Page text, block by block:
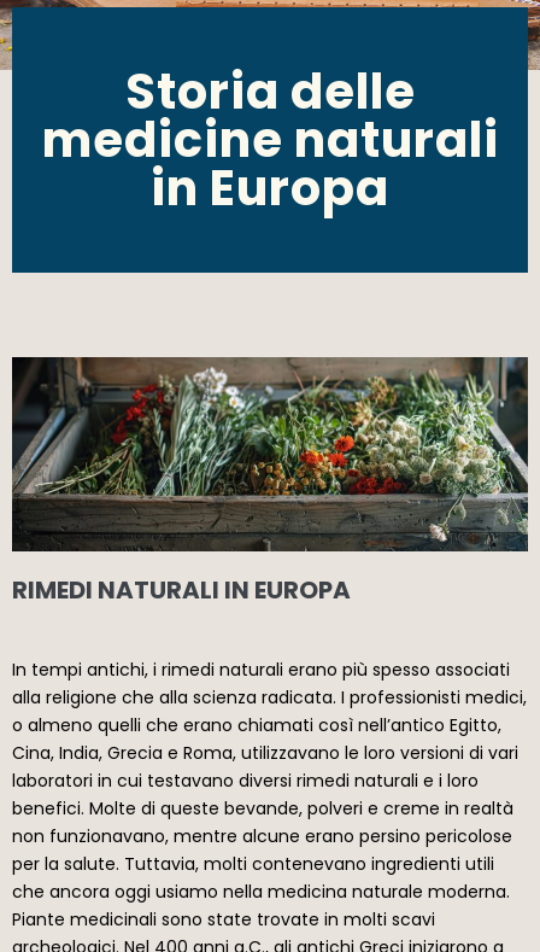
Storia delle
medicine naturali
in Europa
RIMEDI NATURALI IN EUROPA
In tempi antichi, i rimedi naturali erano più spesso associati
alla religione che alla scienza radicata. I professionisti medici,
o almeno quelli che erano chiamati così nell’antico Egitto,
Cina, India, Grecia e Roma, utilizzavano le loro versioni di vari
laboratori in cui testavano diversi rimedi naturali e i loro
benefici. Molte di queste bevande, polveri e creme in realtà
non funzionavano, mentre alcune erano persino pericolose
per la salute. Tuttavia, molti contenevano ingredienti utili
che ancora oggi usiamo nella medicina naturale moderna.
Piante medicinali sono state trovate in molti scavi
archeologici. Nel 400 anni a.C., gli antichi Greci iniziarono a